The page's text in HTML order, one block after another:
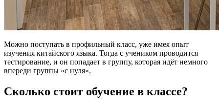
Можно поступать в профильный класс, уже имея опыт
изучения китайского языка. Тогда с учеником проводится
тестирование, и он попадает в группу, которая идёт немного
впереди группы «с нуля».
Сколько стоит обучение в классе?